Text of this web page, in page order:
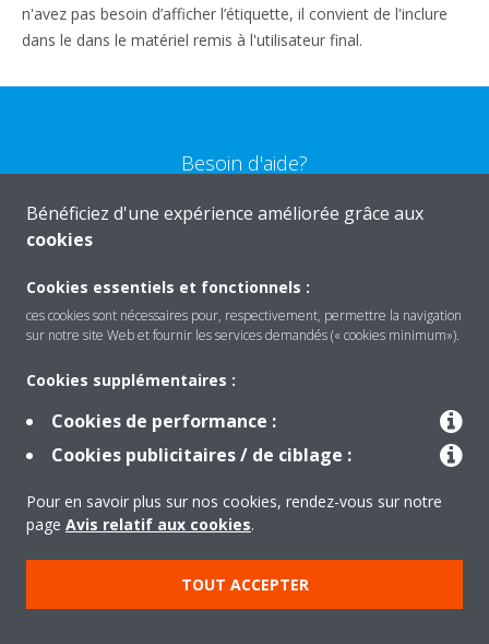
n'avez pas besoin d’afficher l’étiquette, il convient de l'inclure
dans le dans le matériel remis à l'utilisateur final.
Besoin d'aide?
CONTACTEZ-NOUS
Solutions
À propos de Daikin
Copyright © Daikin
Bénéficiez d'une expérience améliorée grâce aux
cookies
Cookies essentiels et fonctionnels :
ces cookies sont nécessaires pour, respectivement, permettre la navigation
sur notre site Web et fournir les services demandés (« cookies minimum»).
Cookies supplémentaires :
Cookies de performance :
Cookies publicitaires / de ciblage :
Pour en savoir plus sur nos cookies, rendez-vous sur notre
page Avis relatif aux cookies.
TOUT ACCEPTER